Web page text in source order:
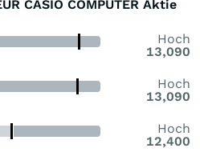
CASIO COMPUTER Aktie
Hoch
13,090
Hoch
13,090
Hoch
12,400